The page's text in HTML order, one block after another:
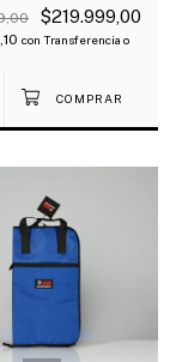
$219.999,00
con Transferencia o